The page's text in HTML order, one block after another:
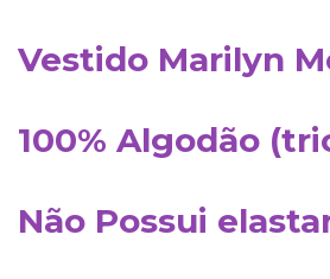
Vestido Marilyn
100% Algodão
Não Possui